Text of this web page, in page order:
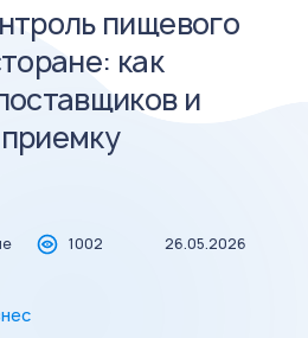
пищевого
как
и
1002 26.05.2026